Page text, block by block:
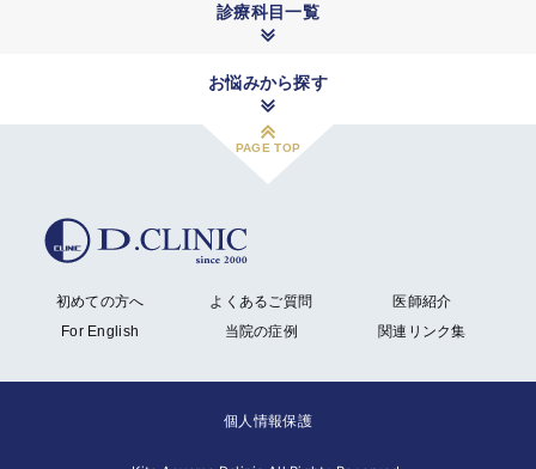
診療科目一覧
お悩みから探す
PAGE TOP
初めての方へ よくあるご質問
医師紹介
For English
当院の症例 関連リンク集
個人情報保護